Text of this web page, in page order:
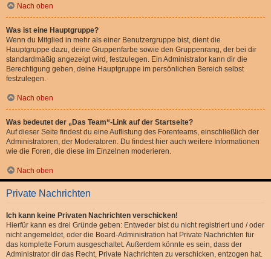
Nach oben
Was ist eine Hauptgruppe?
Wenn du Mitglied in mehr als einer Benutzergruppe bist, dient die
Hauptgruppe dazu, deine Gruppenfarbe sowie den Gruppenrang, der bei dir
standardmäßig angezeigt wird, festzulegen. Ein Administrator kann dir die
Berechtigung geben, deine Hauptgruppe im persönlichen Bereich selbst
festzulegen.
Nach oben
Was bedeutet der „Das Team“-Link auf der Startseite?
Auf dieser Seite findest du eine Auflistung des Forenteams, einschließlich der
Administratoren, der Moderatoren. Du findest hier auch weitere Informationen
wie die Foren, die diese im Einzelnen moderieren.
Nach oben
Private Nachrichten
Ich kann keine Privaten Nachrichten verschicken!
Hierfür kann es drei Gründe geben: Entweder bist du nicht registriert und / oder
nicht angemeldet, oder die Board-Administration hat Private Nachrichten für
das komplette Forum ausgeschaltet. Außerdem könnte es sein, dass der
Administrator dir das Recht, Private Nachrichten zu verschicken, entzogen hat.